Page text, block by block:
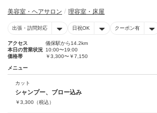
美容室・ヘアサロン 理容室・床屋
出張・訪問対応 日祝OK クーポン有
アクセス
儀保駅から14.2km
本日の営業状況 10:00〜19:00
価格帯
￥3,300〜￥7,150
メニュー
カット
シャンプー、ブロー込み
￥3,300 （税込）